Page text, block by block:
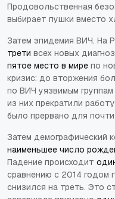
Продовольственная
выбирает пушки вместо
Затем эпидемия ВИЧ. На
трети всех новых
пятое место в мире по
кризис: до вторжения
по ВИЧ уязвимым
из них прекратили
было прервано для
Затем демографический
наименьшее число
Падение происходит
сравнению с 2014 годом
снизился на треть. Это